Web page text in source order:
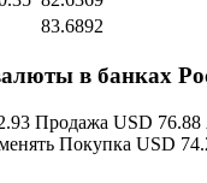
83.6892
в банках
Продажа USD
Покупка USD